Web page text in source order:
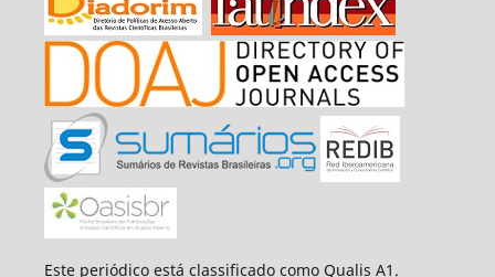
Este periódico está classificado como Qualis A1.